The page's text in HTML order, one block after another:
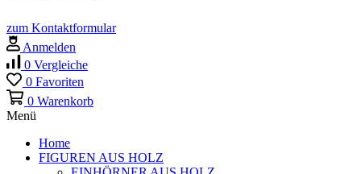
zum Kontaktformular
Anmelden
0 Vergleiche
0 Favoriten
0 Warenkorb
Menü
Home
FIGUREN AUS HOLZ